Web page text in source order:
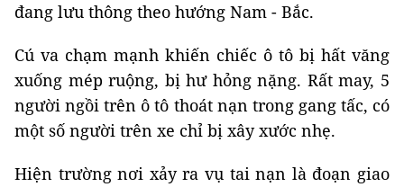
đang lưu thông theo hướng Nam - Bắc.
Cú va chạm mạnh khiến chiếc ô tô bị hất văng
xuống mép ruộng, bị hư hỏng nặng. Rất may, 5
người ngồi trên ô tô thoát nạn trong gang tấc, có
một số người trên xe chỉ bị xây xước nhẹ.
Hiện trường nơi xảy ra vụ tai nạn là đoạn giao